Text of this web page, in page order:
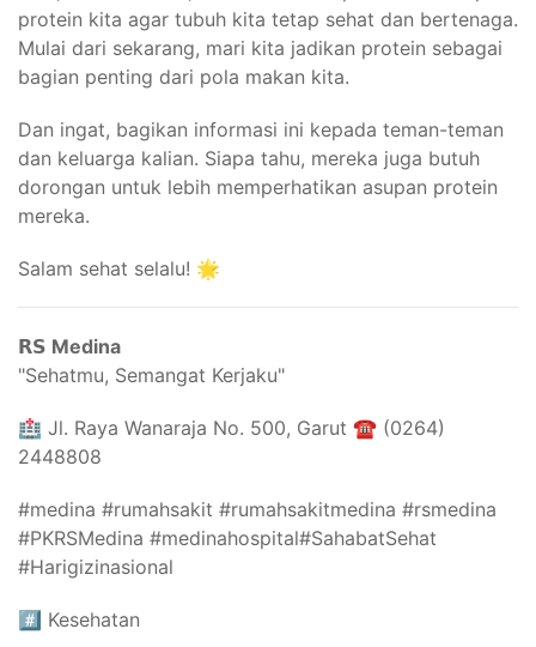
protein kita agar tubuh kita tetap sehat dan bertenaga.
Mulai dari sekarang, mari kita jadikan protein sebagai
bagian penting dari pola makan kita.
Dan ingat, bagikan informasi ini kepada teman-teman
dan keluarga kalian. Siapa tahu, mereka juga butuh
dorongan untuk lebih memperhatikan asupan protein
mereka.
Salam sehat selalu! 🌟
𝗥𝗦 Medina
"Sehatmu, Semangat Kerjaku"⁣⁣
🏥 Jl. Raya Wanaraja No. 500, Garut ☎️ (0264)
2448808
#medina #rumahsakit #rumahsakitmedina #rsmedina
#PKRSMedina #medinahospital#SahabatSehat
#Harigizinasional
#️⃣ Kesehatan